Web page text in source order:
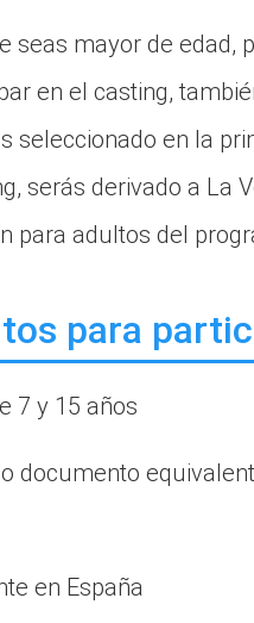
seas mayor de edad,
en el casting,
seleccionado en la
serás derivado a La
para adultos del
para
7 y 15 años
documento
en España